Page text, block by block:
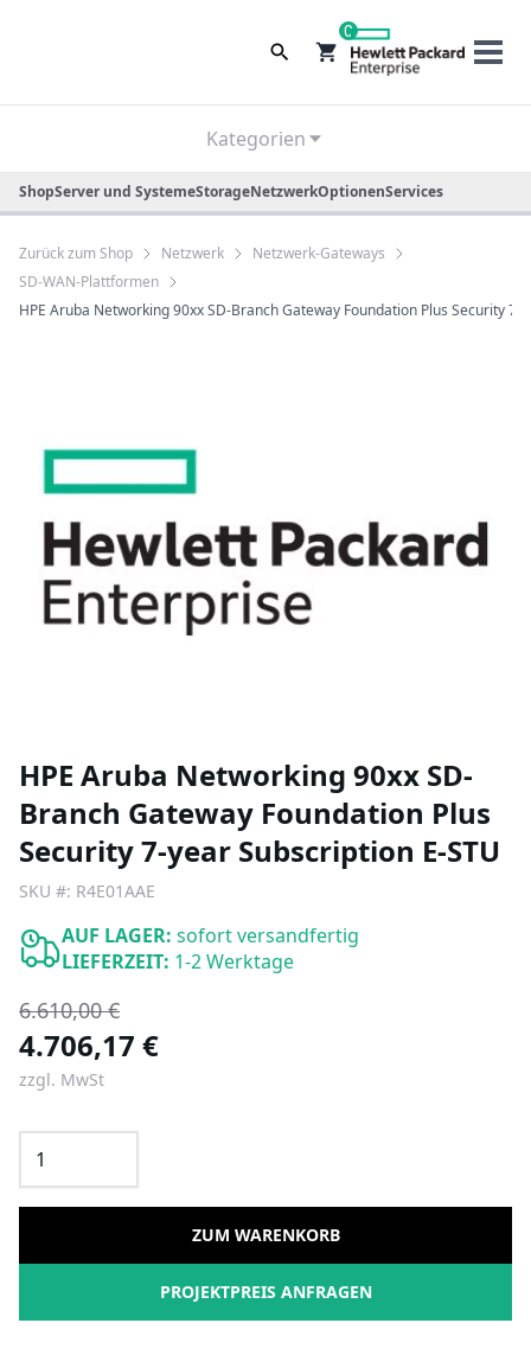
0
Kategorien
ShopServer und SystemeStorageNetzwerkOptionenServices
Zurück zum Shop Netzwerk
Netzwerk-Gateways
SD-WAN-Plattformen
HPE Aruba Networking 90xx SD-Branch Gateway Foundation Plus Security 7-
HPE Aruba Networking 90xx SD-
Branch Gateway Foundation Plus
Security 7-year Subscription E-STU
SKU #: R4E01AAE
AUF LAGER: sofort versandfertig
LIEFERZEIT: 1-2 Werktage
6.610,00 €
4.706,17 €
zzgl. MwSt
ZUM WARENKORB
PROJEKTPREIS ANFRAGEN